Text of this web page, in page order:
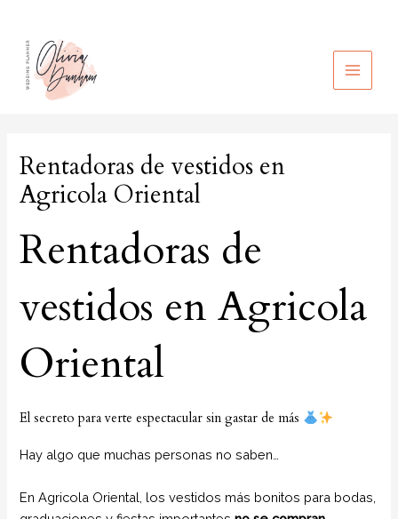
contenido
MAIN
Rentadoras de vestidos en
Agricola Oriental
Rentadoras de
vestidos en Agricola
Oriental
El secreto para verte espectacular sin gastar de más
Hay algo que muchas personas no saben…
En Agricola Oriental, los vestidos más bonitos para bodas,